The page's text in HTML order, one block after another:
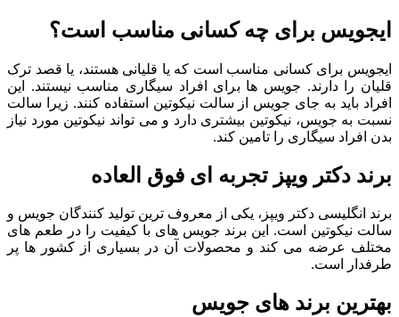
ایجویس برای چه کسانی مناسب است؟
ایجویس برای کسانی مناسب است که یا قلیانی هستند، یا قصد ترک
قلیان را دارند. جویس ها برای افراد سیگاری مناسب نیستند. این
افراد باید به جای جویس از سالت نیکوتین استفاده کنند. زیرا سالت
نسبت به جویس، نیکوتین بیشتری دارد و می تواند نیکوتین مورد نیاز
بدن افراد سیگاری را تامین کند.
برند دکتر ویپز تجربه ای‌ فوق ‌العاده
برند انگلیسی دکتر ویپز، یکی از معروف ترین تولید کنندگان جویس و
سالت نیکوتین است. این برند جویس های با کیفیت را در طعم های
مختلف عرضه می کند و محصولات آن در بسیاری از کشور ها پر
طرفدار است.
بهترین برند های جویس